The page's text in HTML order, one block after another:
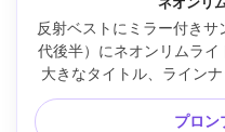
反射ベストにミラー付きサ
代後半）にネオンリムラ
大きなタイトル、ライン
RSVPスクエアを備えた縦
的なライトストリーク背
プロン